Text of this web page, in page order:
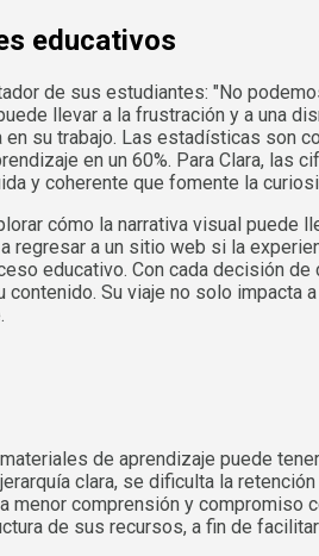
educativos
de sus estudiantes: "No
llevar a la frustración y a una
su trabajo. Las estadísticas son
en un 60%. Para Clara, las
y coherente que fomente la
cómo la narrativa visual puede
a un sitio web si la
educativo. Con cada decisión
Su viaje no solo impacta
de aprendizaje puede
clara, se dificulta la
comprensión y
de sus recursos, a fin de